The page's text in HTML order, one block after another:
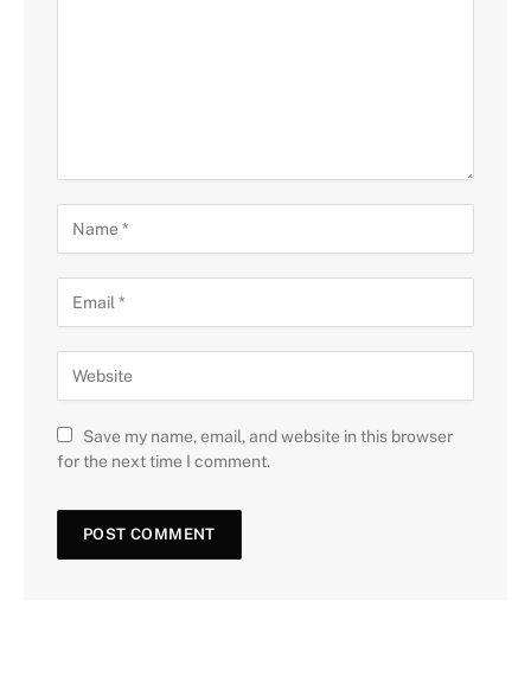
Save my name, email, and website in this browser
for the next time I comment.